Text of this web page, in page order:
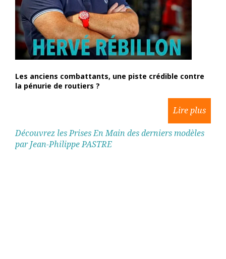
Les anciens combattants, une piste crédible contre
la pénurie de routiers ?
Découvrez les Prises En Main des derniers modèles
par Jean-Philippe PASTRE